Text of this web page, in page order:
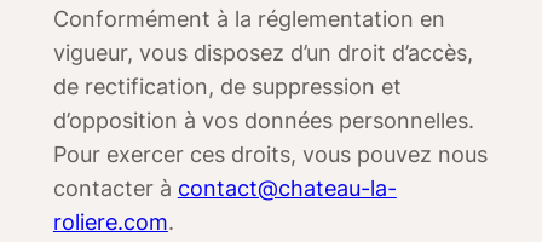
Conformément à la réglementation en
vigueur, vous disposez d’un droit d’accès,
de rectification, de suppression et
d’opposition à vos données personnelles.
Pour exercer ces droits, vous pouvez nous
contacter à contact@chateau-la-
roliere.com.